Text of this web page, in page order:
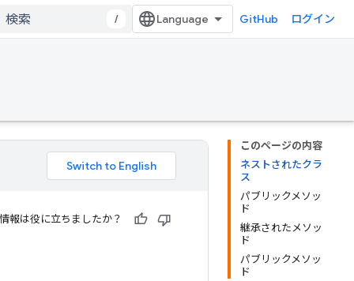
/ GitHub ログイン
このページの内容
ネストされたクラ
ス
パブリックメソッ
ド
継承されたメソッ
ド
パブリックメソッ
ド
報は役に立ちましたか？